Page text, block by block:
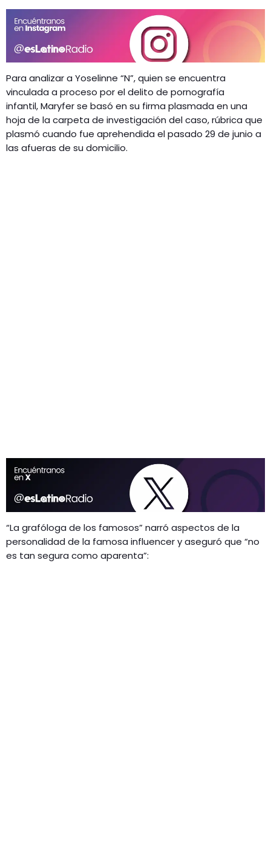
Para analizar a Yoselinne “N”, quien se encuentra
vinculada a proceso por el delito de pornografía
infantil, Maryfer se basó en su firma plasmada en una
hoja de la carpeta de investigación del caso, rúbrica que
plasmó cuando fue aprehendida el pasado 29 de junio a
las afueras de su domicilio.
“La grafóloga de los famosos” narró aspectos de la
personalidad de la famosa influencer y aseguró que “no
es tan segura como aparenta”: